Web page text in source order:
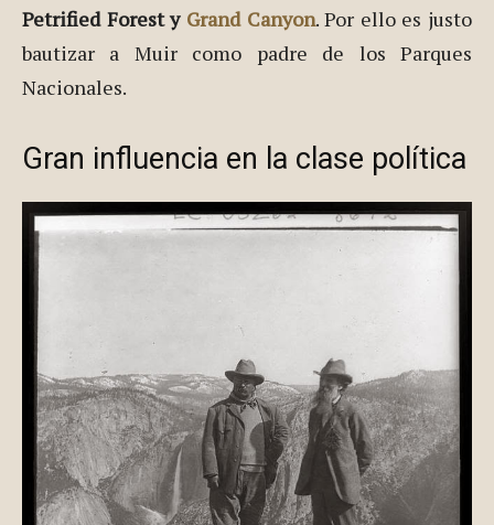
Petrified Forest y Grand Canyon. Por ello es justo
bautizar a Muir como padre de los Parques
Nacionales.
Gran influencia en la clase política